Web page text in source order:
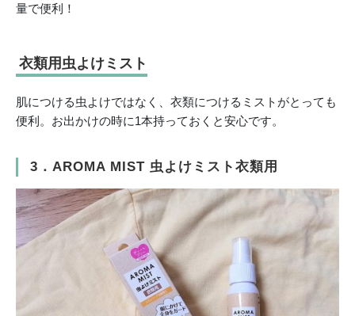
量で便利！
衣類用虫よけミスト
肌につける虫よけではなく、衣類につけるミストがとっても
便利。お出かけの時に1本持っておくと安心です。
3．AROMA MIST 虫よけミスト衣類用